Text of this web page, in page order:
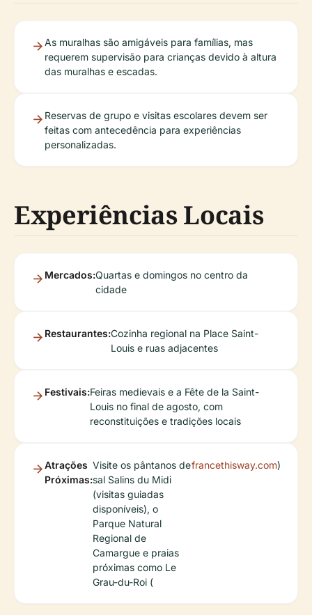
As muralhas são amigáveis para famílias, mas
requerem supervisão para crianças devido à altura
das muralhas e escadas.
Reservas de grupo e visitas escolares devem ser
feitas com antecedência para experiências
personalizadas.
Experiências Locais
Mercados:Quartas e domingos no centro da
cidade
Restaurantes:Cozinha regional na Place Saint-
Louis e ruas adjacentes
Festivais:Feiras medievais e a Fête de la Saint-
Louis no final de agosto, com
reconstituições e tradições locais
Atrações
Próximas:
Visite os pântanos de
sal Salins du Midi
(visitas guiadas
disponíveis), o
Parque Natural
Regional de
Camargue e praias
próximas como Le
Grau-du-Roi (
francethisway.com)